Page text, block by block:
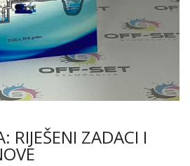
RIJEŠENI ZADACI I